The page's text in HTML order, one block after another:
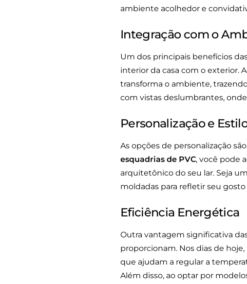
ambiente acolhedor e
Integração com o
Um dos principais benefícios
interior da casa com o exterior.
transforma o ambiente,
com vistas deslumbrantes,
Personalização e
As opções de personalização
esquadrias de PVC, você pode
arquitetônico do seu lar. Seja
moldadas para refletir seu
Eficiência Energética
Outra vantagem significativa
proporcionam. Nos dias de
que ajudam a regular a
Além disso, ao optar por